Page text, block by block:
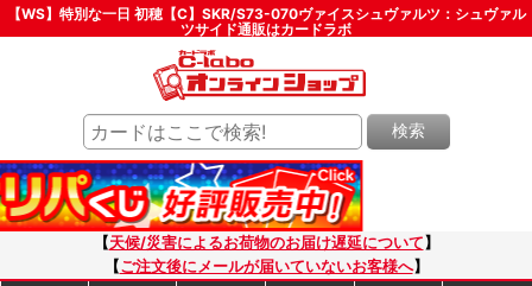
【WS】特別な一日 初穂【C】SKR/S73-070ヴァイスシュヴァルツ：シュヴァル
ツサイド通販はカードラボ
検索
【天候/災害によるお荷物のお届け遅延について 】
【ご注文後にメールが届いていないお客様へ】